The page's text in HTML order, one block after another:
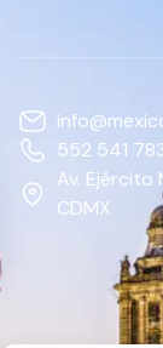
552 541
Av. Ejército
CDMX